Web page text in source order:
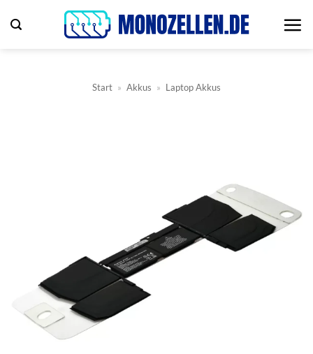
Inhalt
Start » Akkus » Laptop Akkus